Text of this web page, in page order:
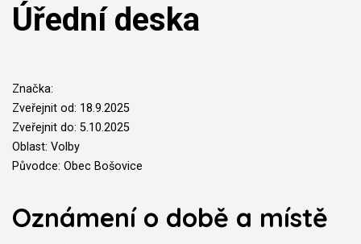
Úřední deska
Značka:
Zveřejnit od: 18.9.2025
Zveřejnit do: 5.10.2025
Oblast: Volby
Původce: Obec Bošovice
Oznámení o době a místě